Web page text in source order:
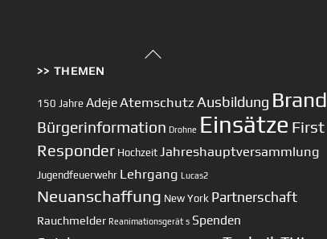
Back
>> THEMEN
150 Jahre AdejeAtemschutz Ausbildung Brand
Bürgerinformation Drohne Einsätze First
Responder Hochzeit Jahreshauptversammlung
Jugendfeuerwehr Lehrgang Lucas2
Neuanschaffung New York Partnerschaft
Rauchmelder Reanimationsgerät s Spenden